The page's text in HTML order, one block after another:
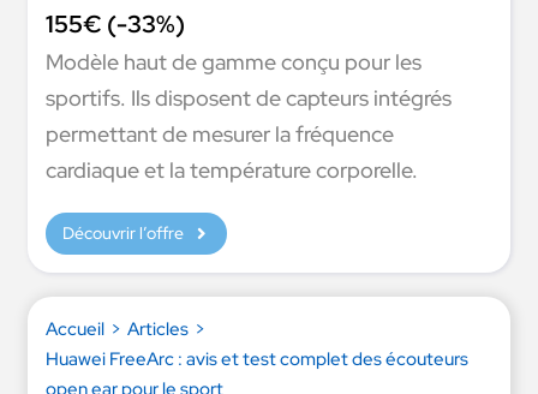
Accueil
Articles
Huawei FreeArc : avis et test complet des écouteurs
open ear pour le sport
155€ (-33%)
Modèle haut de gamme conçu pour les
sportifs. Ils disposent de capteurs intégrés
permettant de mesurer la fréquence
cardiaque et la température corporelle.
Découvrir l’offre